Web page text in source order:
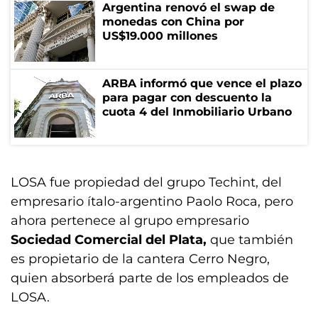
Argentina renovó el swap de
monedas con China por
US$19.000 millones
ARBA informó que vence el plazo
para pagar con descuento la
cuota 4 del Inmobiliario Urbano
LOSA fue propiedad del grupo Techint, del
empresario ítalo-argentino Paolo Roca, pero
ahora pertenece al grupo empresario
Sociedad Comercial del Plata, que también
es propietario de la cantera Cerro Negro,
quien absorberá parte de los empleados de
LOSA.